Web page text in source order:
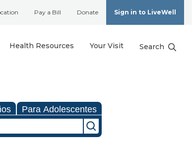
Pay a Bill Donate Sign in to LiveWell
Health Resources Your Visit Search
Para Adolescentes